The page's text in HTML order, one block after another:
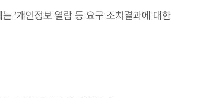
‘개인정보 열람 등 요구 조치결과에 대한